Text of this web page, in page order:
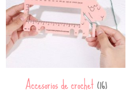
Accesorios de crochet(16)